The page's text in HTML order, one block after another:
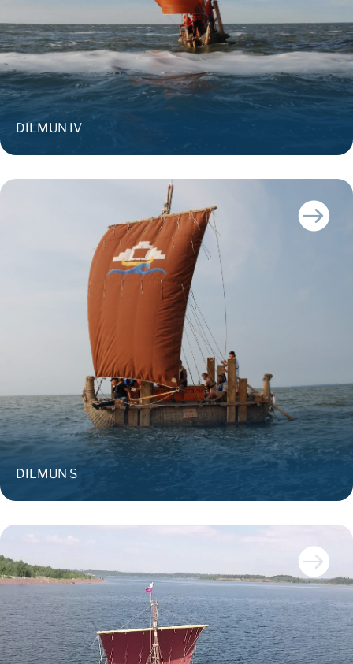
DILMUN IV

DILMUN S
